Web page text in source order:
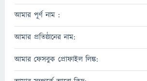
আমার পূর্ণ নাম :
আমার প্রতিষ্ঠানের নাম:
আমার ফেসবুক প্রোফাইল লিঙ্ক: